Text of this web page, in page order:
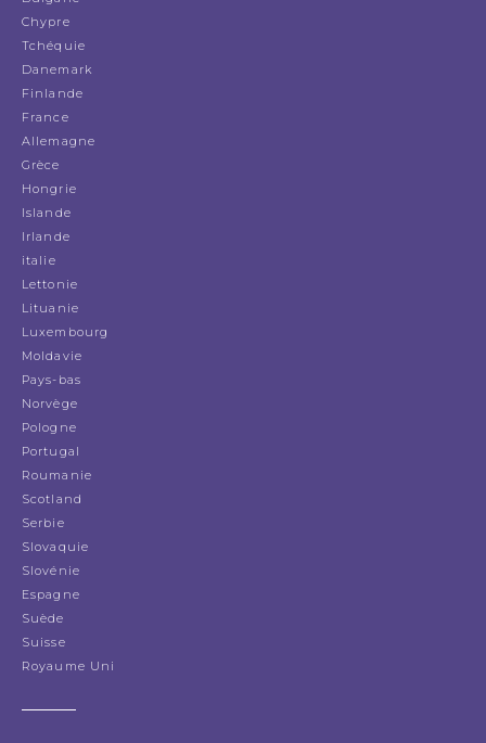
Chypre
Tchéquie
Danemark
Finlande
France
Allemagne
Grèce
Hongrie
Islande
Irlande
italie
Lettonie
Lituanie
Luxembourg
Moldavie
Pays-bas
Norvège
Pologne
Portugal
Roumanie
Scotland
Serbie
Slovaquie
Slovénie
Espagne
Suède
Suisse
Royaume Uni